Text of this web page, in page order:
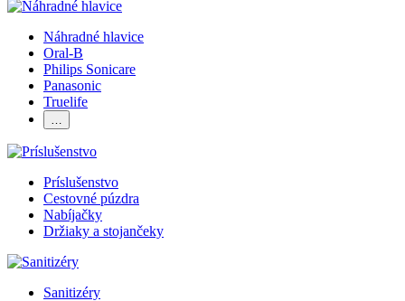
Náhradné hlavice
Oral-B
Philips Sonicare
Panasonic
Truelife
…
Príslušenstvo
Cestovné púzdra
Nabíjačky
Držiaky a stojančeky
Sanitizéry